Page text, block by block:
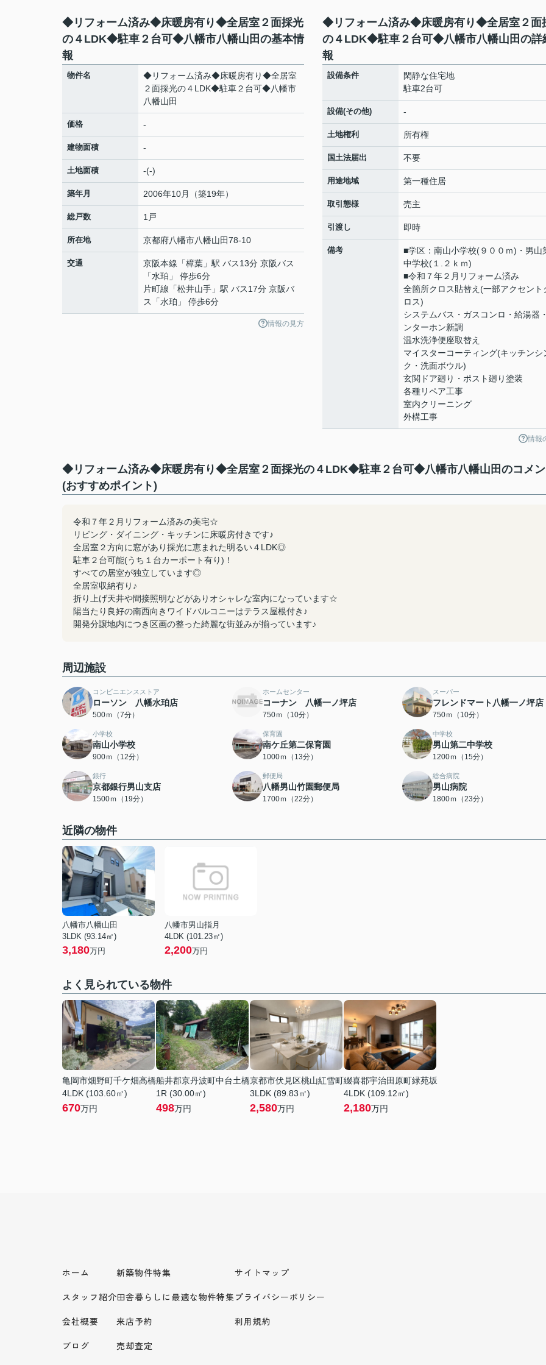
◆リフォーム済み◆床暖房有り◆全居室２面採光
の４LDK◆駐車２台可◆八幡市八幡山田の基本情
報
物件名
◆リフォーム済み◆床暖房有り◆全居室
２面採光の４LDK◆駐車２台可◆八幡市
八幡山田
価格 -
建物面積 -
土地面積 -(-)
築年月 2006年10月（築19年）
総戸数 1戸
所在地 京都府八幡市八幡山田78-10
交通 京阪本線 「樟葉 」駅 バス13分 京阪バス
「水珀」 停歩6分
片町線 「松井山手 」駅 バス17分 京阪バ
ス「水珀」 停歩6分
情報の見方
◆リフォーム済み◆床暖房有り◆全居室２面
の４LDK◆駐車２台可◆八幡市八幡山田の詳
報
設備条件
閑静な住宅地
駐車2台可
設備(その他) -
土地権利 所有権
国土法届出 不要
用途地域 第一種住居
取引態様 売主
引渡し 即時
備考
■学区：南山小学校(９００ｍ)・男山
中学校(１.２ｋｍ)
■令和７年２月リフォーム済み
全箇所クロス貼替え(一部アクセント
ロス)
システムバス・ガスコンロ・給湯器
ンターホン新調
温水洗浄便座取替え
マイスターコーティング(キッチンシ
ク・洗面ボウル)
玄関ドア廻り・ポスト廻り塗装
各種リペア工事
室内クリーニング
外構工事
情報
◆リフォーム済み◆床暖房有り◆全居室２面採光の４LDK◆駐車２台可◆八幡市八幡山田のコメン
(おすすめポイント)
令和７年２月リフォーム済みの美宅☆
リビング・ダイニング・キッチンに床暖房付きです♪
全居室２方向に窓があり採光に恵まれた明るい４LDK◎
駐車２台可能(うち１台カーポート有り)！
すべての居室が独立しています◎
全居室収納有り♪
折り上げ天井や間接照明などがありオシャレな室内になっています☆
陽当たり良好の南西向きワイドバルコニーはテラス屋根付き♪
開発分譲地内につき区画の整った綺麗な街並みが揃っています♪
周辺施設
コンビニエンスストア
ローソン 八幡水珀店
500ｍ（7分）
ホームセンター
コーナン 八幡一ノ坪店
750ｍ（10分）
スーパー
フレンドマート八幡一ノ坪店
750ｍ（10分）
小学校
南山小学校
900ｍ（12分）
保育園
南ケ丘第二保育園
1000ｍ（13分）
中学校
男山第二中学校
1200ｍ（15分）
銀行
京都銀行男山支店
1500ｍ（19分）
郵便局
八幡男山竹園郵便局
1700ｍ（22分）
総合病院
男山病院
1800ｍ（23分）
近隣の物件
八幡市八幡山田
3LDK (93.14㎡)
3,180万円
八幡市男山指月
4LDK (101.23㎡)
2,200万円
よく見られている物件
亀岡市畑野町千ケ畑高橋
4LDK (103.60㎡)
670万円
船井郡京丹波町中台土橋
1R (30.00㎡)
498万円
京都市伏見区桃山紅雪町
3LDK (89.83㎡)
2,580万円
綴喜郡宇治田原町緑苑坂
4LDK (109.12㎡)
2,180万円
ホーム
スタッフ紹介
会社概要
ブログ
新築物件特集
田舎暮らしに最適な物件特集
来店予約
売却査定
サイトマップ
プライバシーポリシー
利用規約